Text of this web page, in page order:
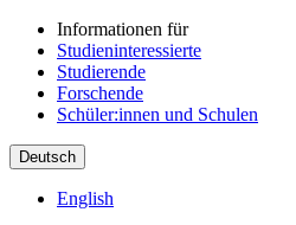
Informationen für
Studieninteressierte
Studierende
Forschende
Schüler:innen und Schulen
Deutsch
English